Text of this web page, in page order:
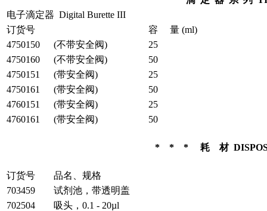
电子滴定器 Digital Burette III
订货号
容 量 (ml)
4750150
(不带安全阀)
25
4750160
(不带安全阀)
50
4750151
(带安全阀)
25
4750161
(带安全阀)
50
4760151
(带安全阀)
25
4760161
(带安全阀) 50
* * * 耗 材
订货号
品名、规格
703459
试剂池，带透明盖
702504
吸头，0.1 - 20µl